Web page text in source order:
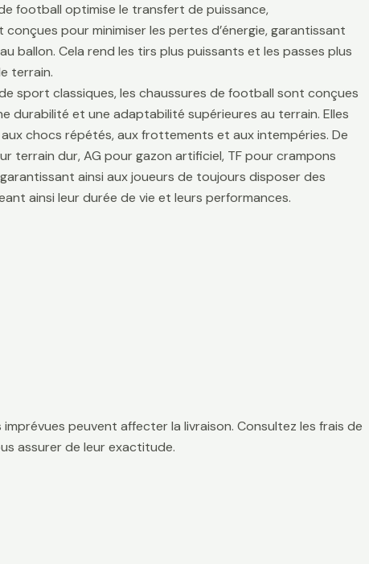
football optimise le transfert de puissance,
pour minimiser les pertes d’énergie, garantissant
ballon. Cela rend les tirs plus puissants et les passes plus
terrain.
sport classiques, les chaussures de football sont conçues
durabilité et une adaptabilité supérieures au terrain. Elles
chocs répétés, aux frottements et aux intempéries. De
terrain dur, AG pour gazon artificiel, TF pour crampons
ainsi aux joueurs de toujours disposer des
ainsi leur durée de vie et leurs performances.
peuvent affecter la livraison. Consultez les frais de
assurer de leur exactitude.